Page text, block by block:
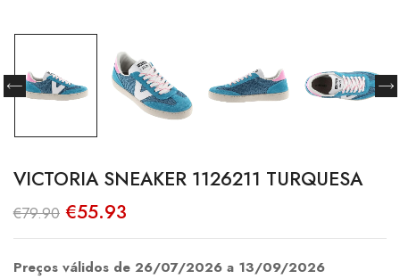
VICTORIA SNEAKER 1126211 TURQUESA
€79.90 O
preço
original
€79.90.
€55.93
atual
€55.93.
Preços válidos de 26/07/2026 a 13/09/2026